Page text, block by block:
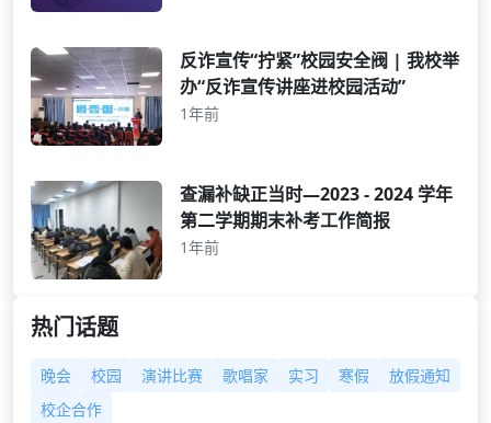
反诈宣传“拧紧”校园安全阀 | 我校举
办“反诈宣传讲座进校园活动”
1年前
查漏补缺正当时—2023 - 2024 学年
第二学期期末补考工作简报
1年前
热门话题
晚会 校园 演讲比赛 歌唱家 实习 寒假
放假通知
校企合作